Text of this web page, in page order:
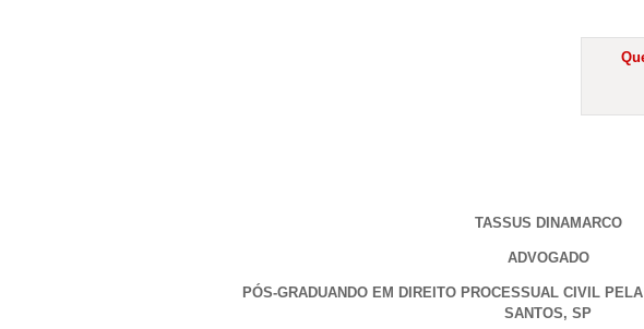
TASSUS DINAMARCO
ADVOGADO
PÓS-GRADUANDO EM DIREITO PROCESSUAL CIVIL
SANTOS, SP